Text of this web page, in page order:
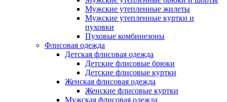
Мужские утепленные жилеты
Мужские утепленные куртки и
пуховки
Пуховые комбинезоны
Флисовая одежда
Детская флисовая одежда
Детские флисовые брюки
Детские флисовые куртки
Женская флисовая одежда
Женские флисовые куртки
Мужская флисовая одежда